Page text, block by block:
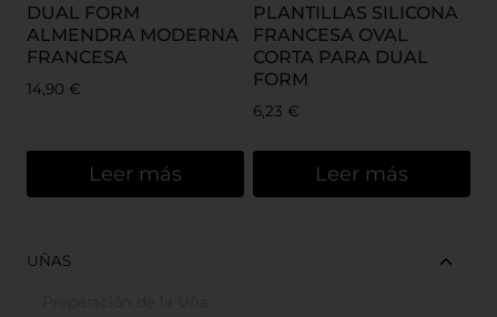
DUAL FORM
ALMENDRA MODERNA
FRANCESA
14,90 €
Leer más
PLANTILLAS SILICONA
FRANCESA OVAL
CORTA PARA DUAL
FORM
6,23 €
Leer más
UÑAS